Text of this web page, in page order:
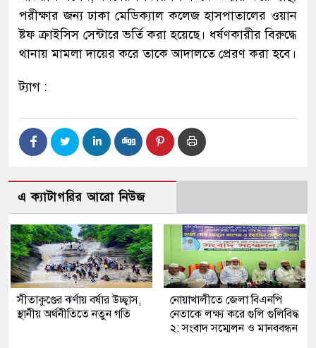
পরীক্ষার জন্য ঢাকা মেডিক্যাল কলেজ হাসপাতালের ওয়ান
ষ্টফ ক্রাইসিস সেন্টারে ভর্তি করা হয়েছে। ধর্ষণকারীর বিরুদ্ধে
থানায় মামলা দায়ের করে তাকে আদালতে প্রেরণ করা হবে।
ট্যাগ :
এ ক্যাটাগরির আরো নিউজ
সীতাকুণ্ডের ঝর্ণায় বর্ষার উচ্ছ্বাস,
স্থানীয় অর্থনীতিতে নতুন গতি
নোয়াখালীতে জেলা বিএনপি
নেতাকে লক্ষ্য করে গুলি গুলিবিদ্ধ
২: সংবাদ সম্মেলন ও মানববন্ধন